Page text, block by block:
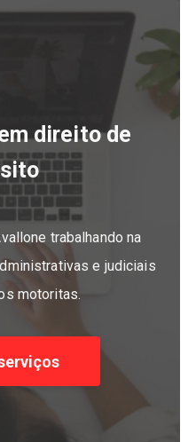
direito de
trabalhando na
e judiciais
motoritas.